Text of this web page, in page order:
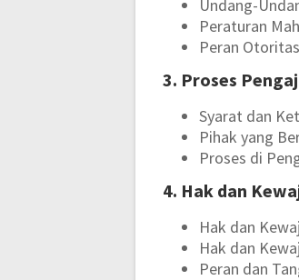
Undang-
Peraturan
Peran
3. Proses
Syarat dan
Pihak yang
Proses di
4. Hak dan
Hak dan
Hak dan
Peran dan